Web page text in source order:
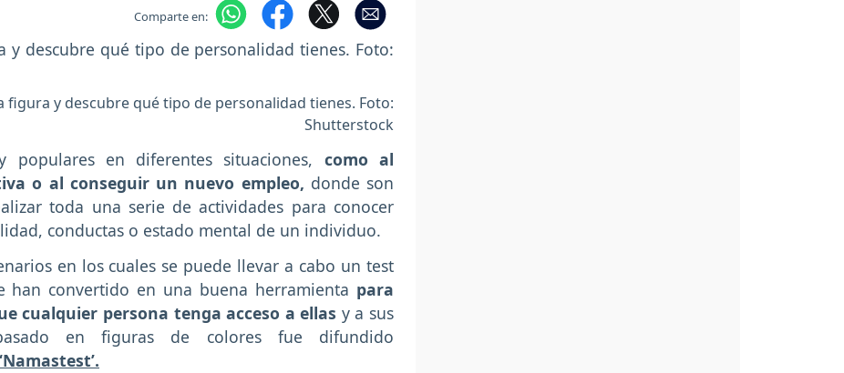
Comparte en:
figura y descubre qué tipo de personalidad tienes. Foto:
Shutterstock
populares en diferentes situaciones, como al
o al conseguir un nuevo empleo, donde son
toda una serie de actividades para conocer
conductas o estado mental de un individuo.
en los cuales se puede llevar a cabo un test
han convertido en una buena herramienta para
cualquier persona tenga acceso a ellas y a sus
en figuras de colores fue difundido
‘Namastest’.